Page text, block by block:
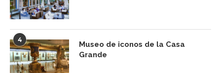
4
Museo de iconos de la Casa
Grande